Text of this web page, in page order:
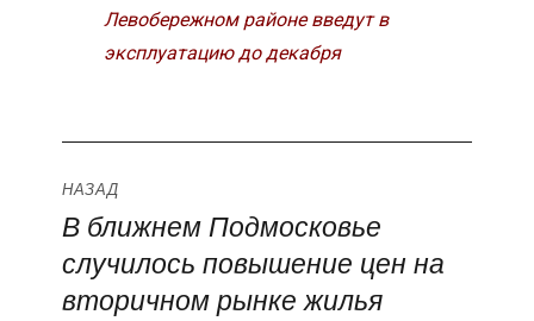
Левобережном районе введут в
эксплуатацию до декабря
Навигация
по
записям
НАЗАД
Предыдущая
запись:
В ближнем Подмосковье
случилось повышение цен на
вторичном рынке жилья